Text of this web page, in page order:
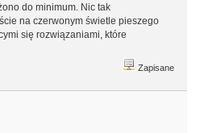
do minimum. Nic tak
na czerwonym świetle pieszego
się rozwiązaniami, które
Zapisane